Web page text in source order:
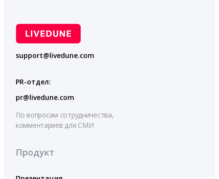
support@livedune.com
PR-отдел:
pr@livedune.com
По вопросам сотрудничества,
комментариев для СМИ
Продукт